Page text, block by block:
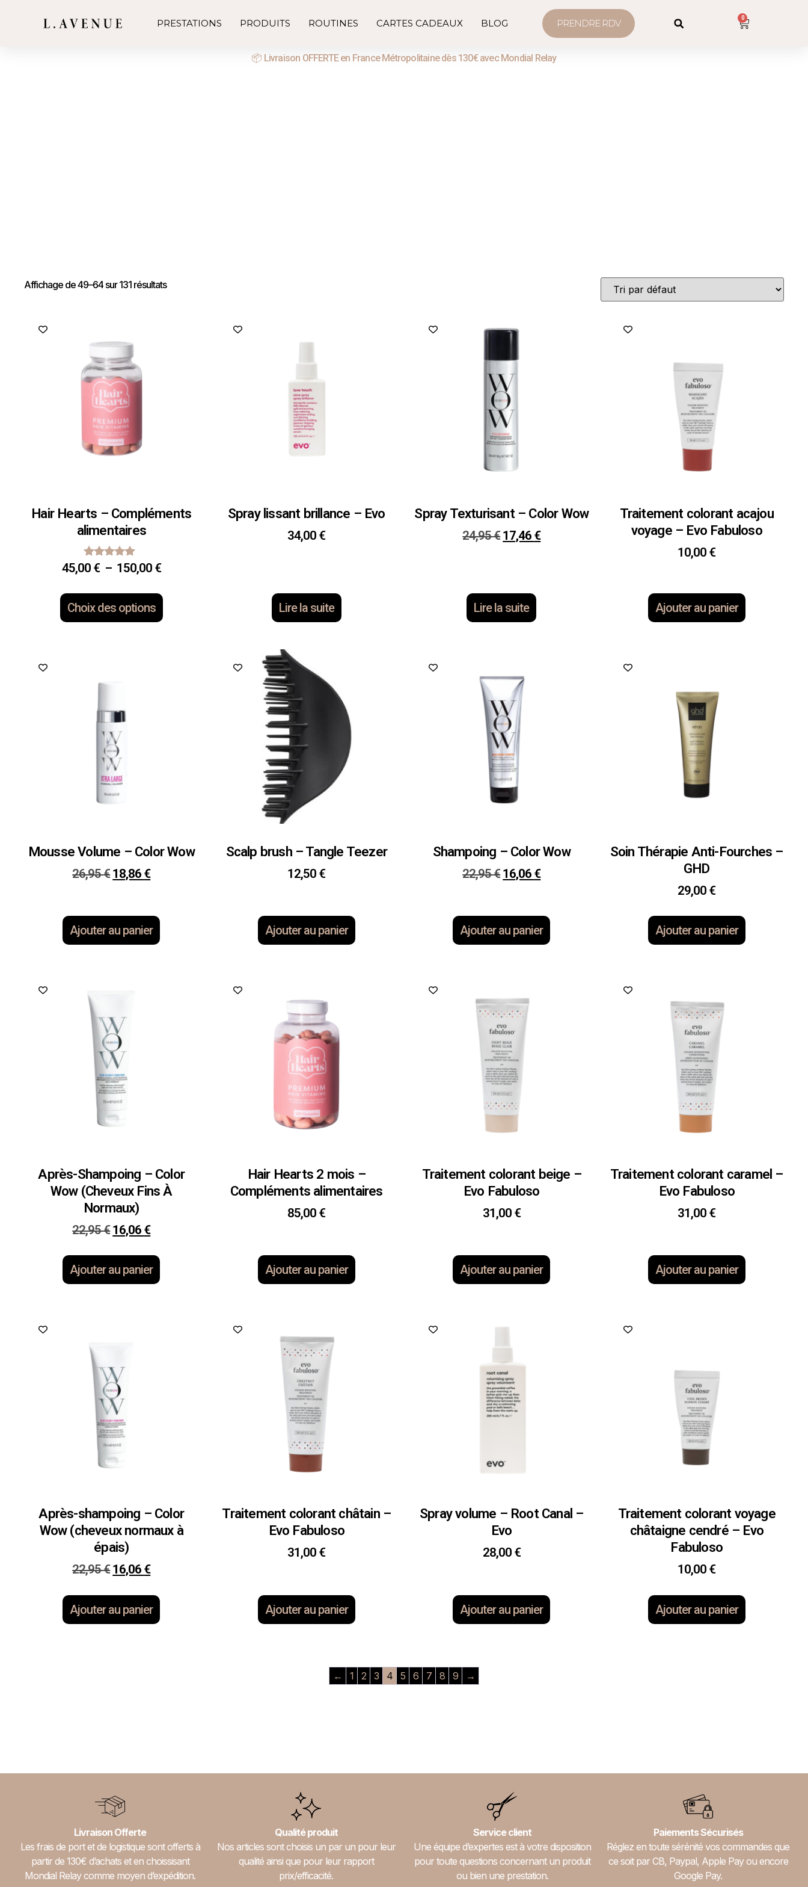
PRESTATIONS PRODUITS ROUTINES CARTES CADEAUX BLOG PRENDRE RDV 0
📦 Livraison OFFERTE en France Métropolitaine dès 130€ avec Mondial Relay
Affichage de 49–64 sur 131 résultats
Hair Hearts – Compléments
alimentaires
Note
45,00 € – 150,00 €
Choix des options
Spray lissant brillance – Evo
34,00 €
Lire la suite
Spray Texturisant – Color Wow
24,95€17,46 €
Lire la suite
Traitement colorant acajou
voyage – Evo Fabuloso
10,00 €
Ajouter au panier
Mousse Volume – Color Wow
26,95€18,86 €
Ajouter au panier
Scalp brush – Tangle Teezer
12,50 €
Ajouter au panier
Shampoing – Color Wow
22,95€16,06 €
Ajouter au panier
Soin Thérapie Anti-Fourches –
GHD
29,00 €
Ajouter au panier
Après-Shampoing – Color
Wow (Cheveux Fins À
Normaux)
22,95€16,06 €
Ajouter au panier
Hair Hearts 2 mois –
Compléments alimentaires
85,00 €
Ajouter au panier
Traitement colorant beige –
Evo Fabuloso
31,00 €
Ajouter au panier
Traitement colorant caramel –
Evo Fabuloso
31,00 €
Ajouter au panier
Après-shampoing – Color
Wow (cheveux normaux à
épais)
22,95€16,06 €
Ajouter au panier
Traitement colorant châtain –
Evo Fabuloso
31,00 €
Ajouter au panier
Spray volume – Root Canal –
Evo
28,00 €
Ajouter au panier
Traitement colorant voyage
châtaigne cendré – Evo
Fabuloso
10,00 €
Ajouter au panier
← 1 2 3 4 5 6 7 8 9 →
Livraison Offerte
Les frais de port et de logistique sont offerts à
partir de 130€ d’achats et en choissisant
Mondial Relay comme moyen d’expédition.
Qualité produit
Nos articles sont choisis un par un pour leur
qualité ainsi que pour leur rapport
prix/efficacité.
Service client
Une équipe d’expertes est à votre disposition
pour toute questions concernant un produit
ou bien une prestation.
Paiements Sécurisés
Réglez en toute sérénité vos commandes que
ce soit par CB, Paypal, Apple Pay ou encore
Google Pay.